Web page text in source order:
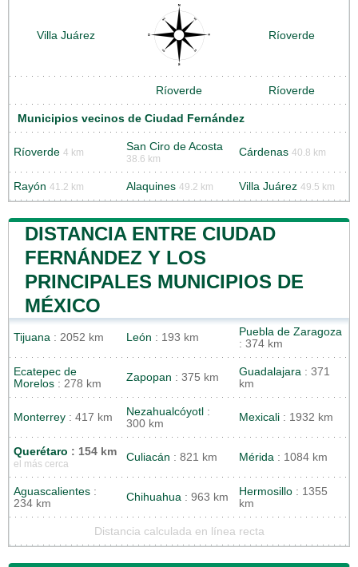
Villa Juárez Ríoverde
Ríoverde Ríoverde
Municipios vecinos de Ciudad Fernández
Ríoverde 4 km San Ciro de Acosta
38.6 km
Cárdenas 40.8 km
Rayón 41.2 km Alaquines 49.2 km Villa Juárez 49.5 km
DISTANCIA ENTRE CIUDAD
FERNÁNDEZ Y LOS
PRINCIPALES MUNICIPIOS DE
MÉXICO
Tijuana : 2052 km León : 193 km
Puebla de Zaragoza
: 374 km
Ecatepec de
Morelos : 278 km
Zapopan : 375 km Guadalajara : 371
km
Monterrey : 417 km Nezahualcóyotl :
300 km
Mexicali : 1932 km
Querétaro : 154 km
el más cerca
Culiacán : 821 km Mérida : 1084 km
Aguascalientes :
234 km
Chihuahua : 963 km Hermosillo : 1355
km
Distancia calculada en línea recta